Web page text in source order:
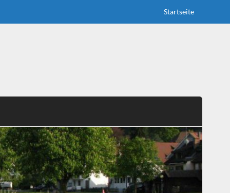
Startseite